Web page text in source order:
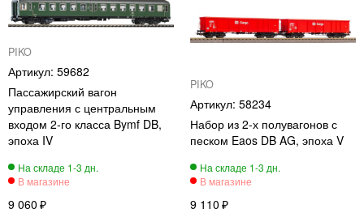
PIKO
59682
Пассажирский вагон
управления с центральным
входом 2-го класса Bymf DB,
эпоха IV
9 060
PIKO
58234
Набор из 2-х полувагонов с
песком Eaos DB AG, эпоха V
9 110